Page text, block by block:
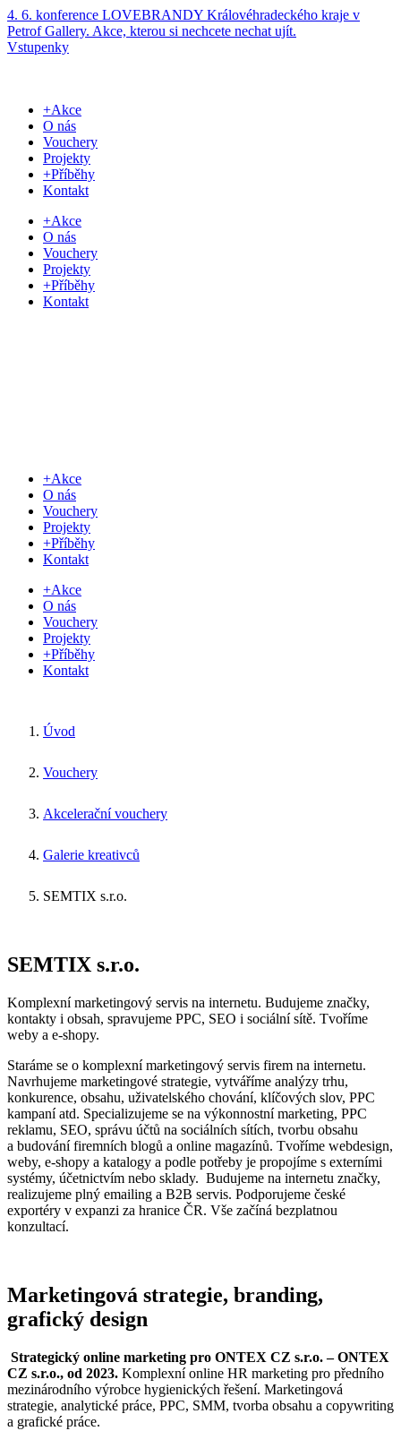
Přejít
k
obsahu
4. 6. konference LOVEBRANDY Královéhradeckého kraje v
Petrof Gallery. Akce, kterou si nechcete nechat ujít.
Vstupenky
+Akce
O nás
Vouchery
Projekty
+Příběhy
Kontakt
+Akce
O nás
Vouchery
Projekty
+Příběhy
Kontakt
+Akce
O nás
Vouchery
Projekty
+Příběhy
Kontakt
+Akce
O nás
Vouchery
Projekty
+Příběhy
Kontakt
Úvod
Vouchery
Akcelerační vouchery
Galerie kreativců
SEMTIX s.r.o.
SEMTIX s.r.o.
Komplexní marketingový servis na internetu. Budujeme značky,
kontakty i obsah, spravujeme PPC, SEO i sociální sítě. Tvoříme
weby a e-shopy.
Staráme se o komplexní marketingový servis firem na internetu.
Navrhujeme marketingové strategie, vytváříme analýzy trhu,
konkurence, obsahu, uživatelského chování, klíčových slov, PPC
kampaní atd. Specializujeme se na výkonnostní marketing, PPC
reklamu, SEO, správu účtů na sociálních sítích, tvorbu obsahu
a budování firemních blogů a online magazínů. Tvoříme webdesign,
weby, e-shopy a katalogy a podle potřeby je propojíme s externími
systémy, účetnictvím nebo sklady. Budujeme na internetu značky,
realizujeme plný emailing a B2B servis. Podporujeme české
exportéry v expanzi za hranice ČR. Vše začíná bezplatnou
konzultací.
Marketingová strategie, branding,
grafický design
Strategický online marketing pro ONTEX CZ s.r.o. – ONTEX
CZ s.r.o., od 2023. Komplexní online HR marketing pro předního
mezinárodního výrobce hygienických řešení. Marketingová
strategie, analytické práce, PPC, SMM, tvorba obsahu a copywriting
a grafické práce.